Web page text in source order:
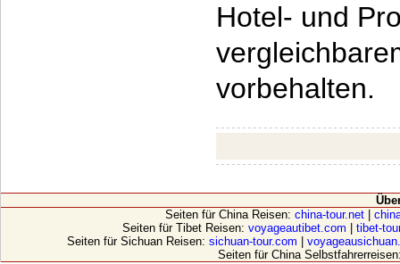
Hotel- und
vorbehalten.
Seiten für China Reisen: china-tour.net|
Seiten für Tibet Reisen: voyageautibet.com
tibet-
Seiten für Sichuan Reisen: sichuan-tour.com
Seiten für China